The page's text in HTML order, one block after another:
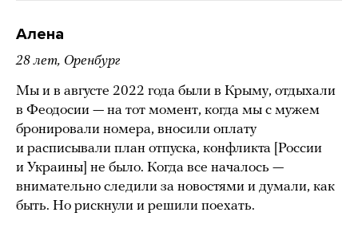
Алена
28 лет, Оренбург
Мы и в августе 2022 года были в Крыму, отдыхали
в Феодосии — на тот момент, когда мы с мужем
бронировали номера, вносили оплату
и расписывали план отпуска, конфликта [России
и Украины] не было. Когда все началось —
внимательно следили за новостями и думали, как
быть. Но рискнули и решили поехать.